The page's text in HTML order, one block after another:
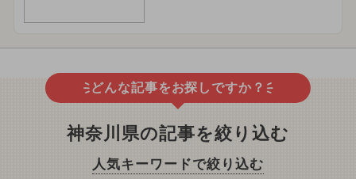
どんな記事をお探しですか？
神奈川県の記事を絞り込む
人気キーワードで絞り込む